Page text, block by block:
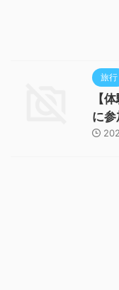
旅行
【
に参